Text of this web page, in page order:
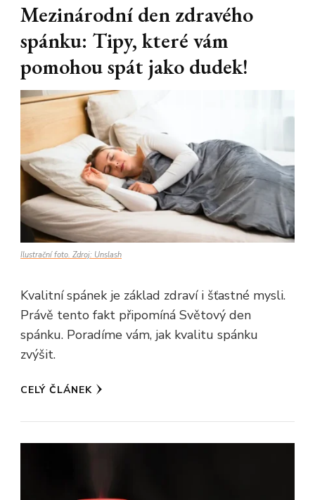
Mezinárodní den zdravého
spánku: Tipy, které vám
pomohou spát jako dudek!
Ilustrační foto. Zdroj: Unslash
Kvalitní spánek je základ zdraví i šťastné mysli.
Právě tento fakt připomíná Světový den
spánku. Poradíme vám, jak kvalitu spánku
zvýšit.
CELÝ ČLÁNEK